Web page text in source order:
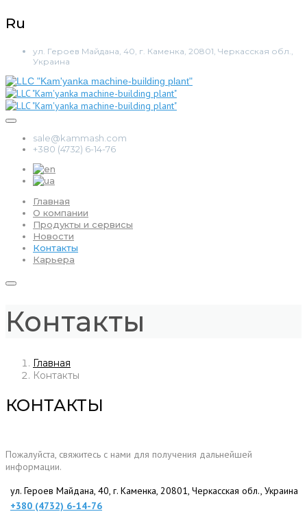
Ru
ул. Героев Майдана, 40, г. Каменка, 20801, Черкасская обл.,
Украина
sale@kammash.com
+380 (4732) 6-14-76
Главная
О компании
Продукты и сервисы
Новости
Контакты
Карьера
Контакты
Главная
Контакты
КОНТАКТЫ
Пожалуйста, свяжитесь с нами для получения дальнейшей
информации.
ул. Героев Майдана, 40, г. Каменка, 20801, Черкасская обл., Украина
+380 (4732) 6-14-76